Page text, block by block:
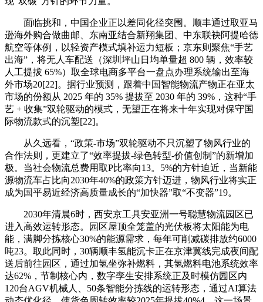
面临挑和，中国企业正以差同化径突围。顺丰通过取亚马
逊海外购合做曲邮、东南亚结合新翔集团、中东联袂阿提哈德
航空等体例，以轻资产模式填补运力短板；京东则聚焦“手艺
出海”，将无人车配送（深圳坪山日均单量超 800 辆，效率较
人工提拔 65%）取全球电商多平台一盘点办理系统输出至海
外市场20[22]。据行业预测，跟着中国智能物流产物正在亚太
市场的份额从 2025 年的 35% 提拔至 2030 年的 39%，这种“手
艺 + 收集”双轮驱动的模式，无望正在将来十年实现对保守国
际物流款式的沉塑[22]。
从久远看，“政策-市场”双轮驱动不只沉塑了物风行业的
合作法则，更建立了“效率提拔-绿色转型-价值创制”的新增加
极。当社会物流总费用取P比率向13。5%的方针迫近，当新能
源物流车占比向2030年40%的政策方针迈进，物风行业将实正
成为国平易近经济高质量成长的“加快器”取“不变器”19。
2030年清晨6时，西安京工具安亚洲一号聪慧物流园区已
进入高效运转形态。园区屋顶全笼盖的光伏板将太阳能为电
能，满脚分拣核心30%的能源需求，每年可削减碳排放约6000
吨23。取此同时，30辆顺丰氢能沉卡正在京津冀线完成夜间配
送后前往园区，通过加氢坐弥补燃料，其氢燃料电池系统效率
达62%，节制核心内，数字孪生安排系统正及时模仿园区内
120台AGV机械人、50条智能分拣线的运转形态，通过AI算法